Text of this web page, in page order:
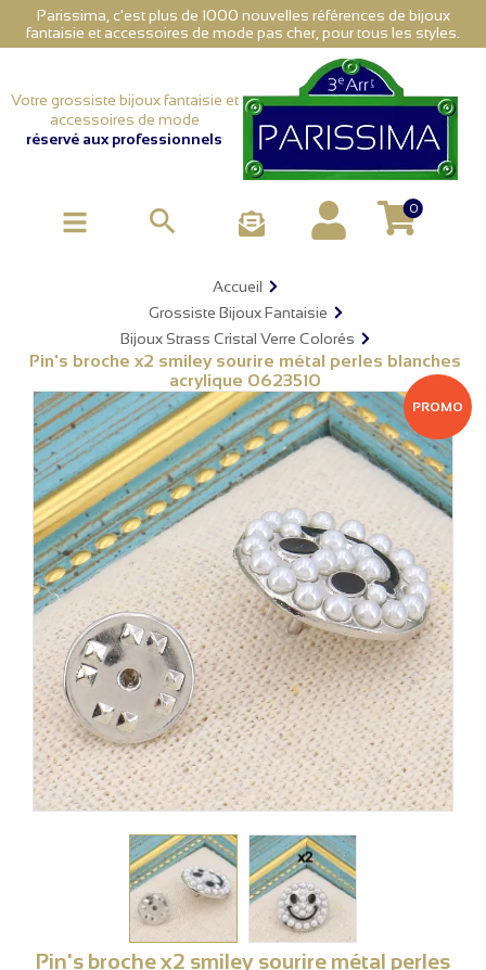
Parissima, c'est plus de 1000 nouvelles références de bijoux
fantaisie et accessoires de mode pas cher, pour tous les styles.
Votre grossiste bijoux fantaisie et
accessoires de mode
réservé aux professionnels
 0
Accueil
Grossiste Bijoux Fantaisie
Bijoux Strass Cristal Verre Colorés
Pin's broche x2 smiley sourire métal perles blanches
acrylique 0623510
PROMO
Pin's broche x2 smiley sourire métal perles